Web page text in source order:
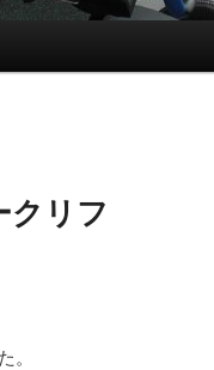
リフ